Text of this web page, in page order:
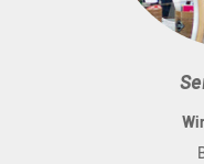
fahren lassen. Die
ist wasserdicht und
den flexiblen
Gewicht von 50 kg. Im
Stauraum integriert